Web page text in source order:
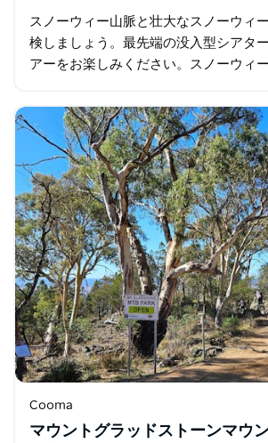
スノーウィー山脈と壮大なスノーウィ
検しましょう。最先端の没入型シアタ
アーをお楽しみください。スノーウィ
クト「スノーウィー2.0…
Cooma
マウントグラッドストーンマウ